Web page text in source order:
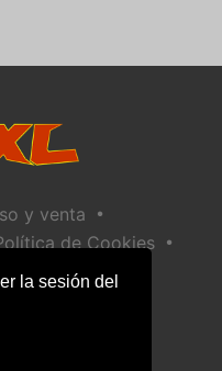
la sesión del
y venta •
de Cookies •
infantil